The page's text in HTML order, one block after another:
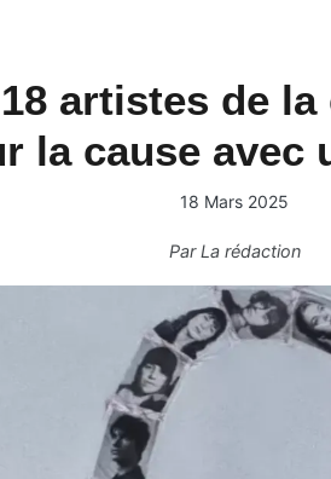
artistes de
la cause avec
18 Mars 2025
ParLa rédaction